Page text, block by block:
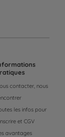
contacter, nous
les infos pour
et CGV
avantages